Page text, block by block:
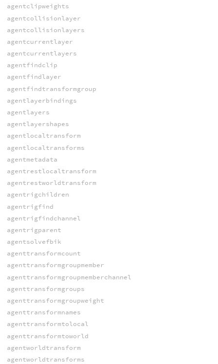
agentclipweights
agentcollisionlayer
agentcollisionlayers
agentcurrentlayer
agentcurrentlayers
agentfindclip
agentfindlayer
agentfindtransformgroup
agentlayerbindings
agentlayers
agentlayershapes
agentlocaltransform
agentlocaltransforms
agentmetadata
agentrestlocaltransform
agentrestworldtransform
agentrigchildren
agentrigfind
agentrigfindchannel
agentrigparent
agentsolvefbik
agenttransformcount
agenttransformgroupmember
agenttransformgroupmemberchannel
agenttransformgroups
agenttransformgroupweight
agenttransformnames
agenttransformtolocal
agenttransformtoworld
agentworldtransform
agentworldtransforms